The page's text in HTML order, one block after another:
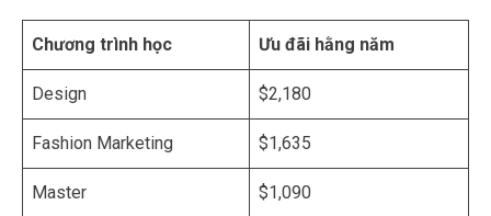
Chương trình học Ưu đãi hằng năm
Design $2,180
Fashion Marketing $1,635
Master $1,090